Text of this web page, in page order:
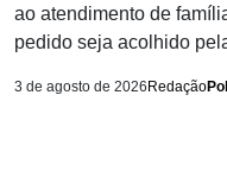
ao atendimento de
pedido seja acolhido
3 de agosto de 2026 Redação